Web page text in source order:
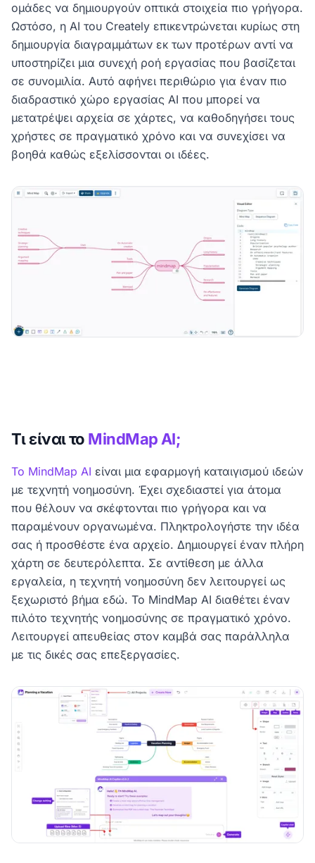
ομάδες να δημιουργούν οπτικά στοιχεία πιο γρήγορα.
Ωστόσο, η AI του Creately επικεντρώνεται κυρίως στη
δημιουργία διαγραμμάτων εκ των προτέρων αντί να
υποστηρίζει μια συνεχή ροή εργασίας που βασίζεται
σε συνομιλία. Αυτό αφήνει περιθώριο για έναν πιο
διαδραστικό χώρο εργασίας AI που μπορεί να
μετατρέψει αρχεία σε χάρτες, να καθοδηγήσει τους
χρήστες σε πραγματικό χρόνο και να συνεχίσει να
βοηθά καθώς εξελίσσονται οι ιδέες.
Τι είναι το MindMap AI;
Το MindMap AI είναι μια εφαρμογή καταιγισμού ιδεών
με τεχνητή νοημοσύνη. Έχει σχεδιαστεί για άτομα
που θέλουν να σκέφτονται πιο γρήγορα και να
παραμένουν οργανωμένα. Πληκτρολογήστε την ιδέα
σας ή προσθέστε ένα αρχείο. Δημιουργεί έναν πλήρη
χάρτη σε δευτερόλεπτα. Σε αντίθεση με άλλα
εργαλεία, η τεχνητή νοημοσύνη δεν λειτουργεί ως
ξεχωριστό βήμα εδώ. Το MindMap AI διαθέτει έναν
πιλότο τεχνητής νοημοσύνης σε πραγματικό χρόνο.
Λειτουργεί απευθείας στον καμβά σας παράλληλα
με τις δικές σας επεξεργασίες.